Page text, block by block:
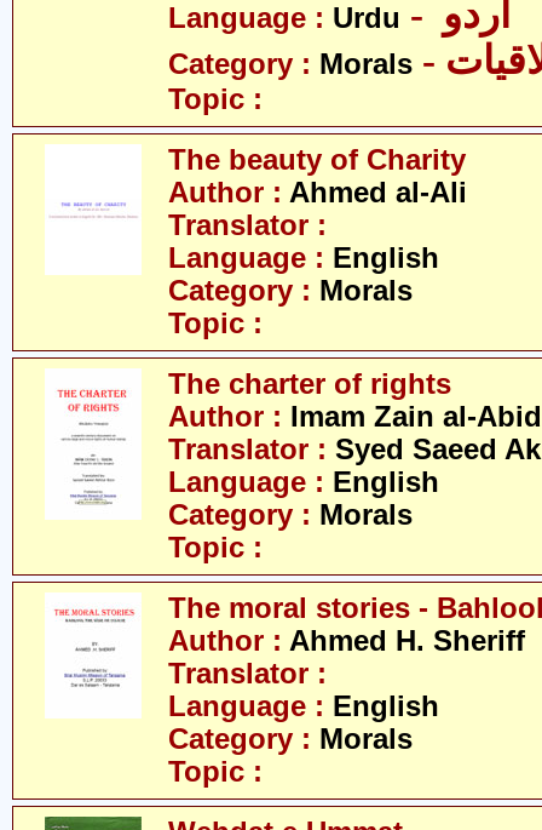
Language : Urdu
Category : Morals
Topic :
The beauty of Charity
Author : Ahmed al-Ali
Translator :
Language : English
Category : Morals
Topic :
The charter of rights
Author : Imam Zain al-
Translator : Syed Saeed
Language : English
Category : Morals
Topic :
The moral stories -
Author : Ahmed H. Sheriff
Translator :
Language : English
Category : Morals
Topic :